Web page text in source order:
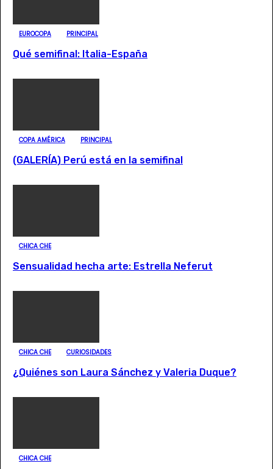
EUROCOPA PRINCIPAL
Qué semifinal: Italia-España
COPA AMÉRICA PRINCIPAL
(GALERÍA) Perú está en la semifinal
CHICA CHE
Sensualidad hecha arte: Estrella Neferut
CHICA CHE CURIOSIDADES
¿Quiénes son Laura Sánchez y Valeria Duque?
CHICA CHE